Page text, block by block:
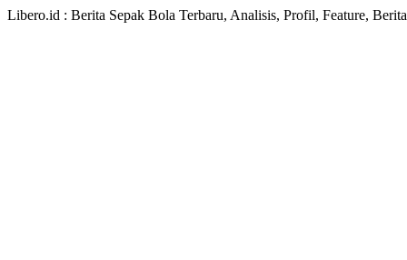
Libero.id : Berita Sepak Bola Terbaru, Analisis, Profil, Feature,